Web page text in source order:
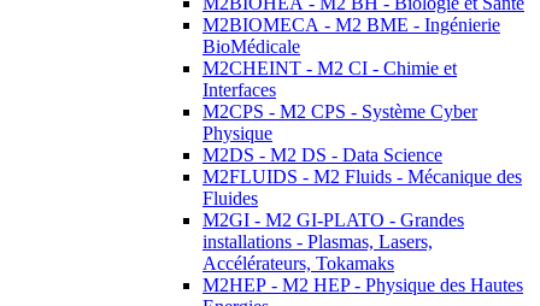
M2BIOMECA - M2 BME - Ingénierie
BioMédicale
M2CHEINT - M2 CI - Chimie et
Interfaces
M2CPS - M2 CPS - Système Cyber
Physique
M2DS - M2 DS - Data Science
M2FLUIDS - M2 Fluids - Mécanique des
Fluides
M2GI - M2 GI-PLATO - Grandes
installations - Plasmas, Lasers,
Accélérateurs, Tokamaks
M2HEP - M2 HEP - Physique des Hautes